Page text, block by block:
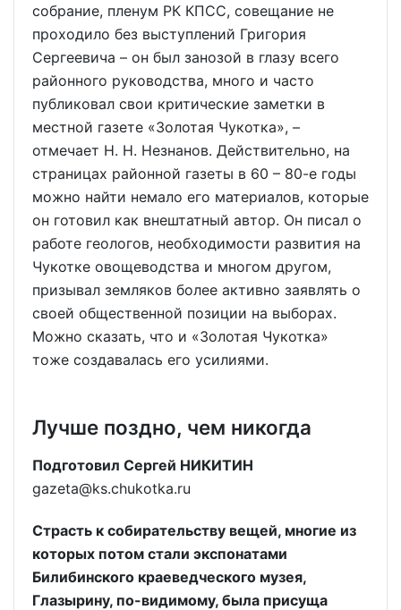
собрание, пленум РК КПСС, совещание не
проходило без выступлений Григория
Сергеевича – он был занозой в глазу всего
районного руководства, много и часто
публиковал свои критические заметки в
местной газете «Золотая Чукотка», –
отмечает Н. Н. Незнанов. Действительно, на
страницах районной газеты в 60 – 80-е годы
можно найти немало его материалов, которые
он готовил как внештатный автор. Он писал о
работе геологов, необходимости развития на
Чукотке овощеводства и многом другом,
призывал земляков более активно заявлять о
своей общественной позиции на выборах.
Можно сказать, что и «Золотая Чукотка»
тоже создавалась его усилиями.
Лучше поздно, чем никогда
Подготовил Сергей НИКИТИН
gazeta@ks.chukotka.ru
Страсть к собирательству вещей, многие из
которых потом стали экспонатами
Билибинского краеведческого музея,
Глазырину, по-видимому, была присуща